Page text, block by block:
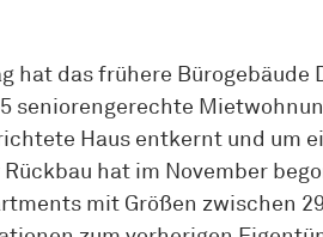
hat das frühere
seniorengerechte
Haus entkernt und um
hat im November
mit Größen zwischen